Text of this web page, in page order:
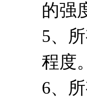
的强
5、
程度
6、